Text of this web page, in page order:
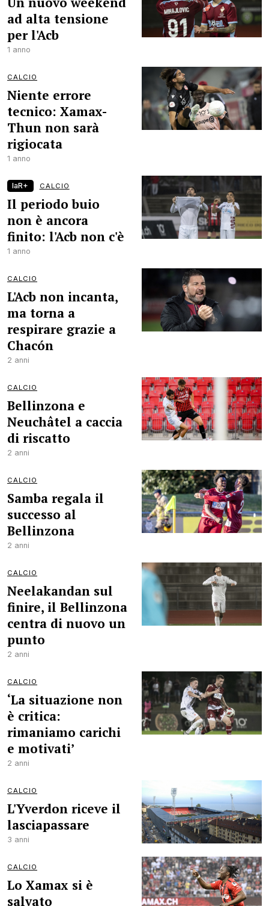
ad alta tensione
per l'Acb
1 anno
CALCIO
Niente errore
tecnico: Xamax-
Thun non sarà
rigiocata
1 anno
laR+ CALCIO
Il periodo buio
non è ancora
finito: l'Acb non c'è
1 anno
CALCIO
L'Acb non incanta,
ma torna a
respirare grazie a
Chacón
2 anni
CALCIO
Bellinzona e
Neuchâtel a caccia
di riscatto
2 anni
CALCIO
Samba regala il
successo al
Bellinzona
2 anni
CALCIO
Neelakandan sul
finire, il Bellinzona
centra di nuovo un
punto
2 anni
CALCIO
‘La situazione non
è critica:
rimaniamo carichi
e motivati’
2 anni
CALCIO
L'Yverdon riceve il
lasciapassare
3 anni
CALCIO
Lo Xamax si è
salvato